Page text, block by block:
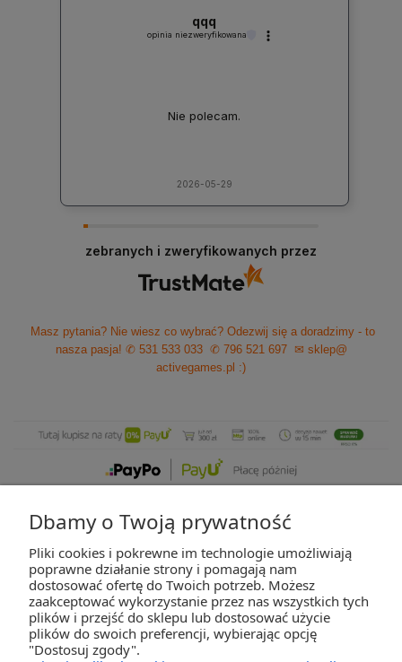
qqq
opinia niezweryfikowana
Nie polecam.
2026-05-29
zebranych i zweryfikowanych przez
Masz pytania? Nie wiesz co wybrać? Odezwij się a doradzimy - to
nasza pasja! ✆ 531 533 033 ✆ 796 521 697
✉ sklep@
activegames.pl :)
ZAKUPY
POMOC
Dbamy o Twoją prywatność
Pliki cookies i pokrewne im technologie umożliwiają
poprawne działanie strony i pomagają nam
dostosować ofertę do Twoich potrzeb. Możesz
zaakceptować wykorzystanie przez nas wszystkich tych
plików i przejść do sklepu lub dostosować użycie
plików do swoich preferencji, wybierając opcję
"Dostosuj zgody".